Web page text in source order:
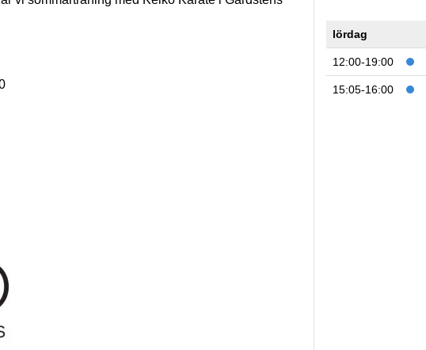
lördag
12:00-19:00
15:05-16:00